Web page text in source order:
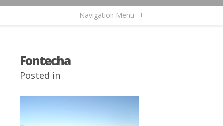
Navigation Menu +
Fontecha
Posted in